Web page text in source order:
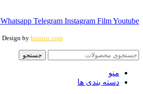
Whatsapp Telegram Instagram FilmYoutube
Design by businic.com
جستجو
منو
دسته بندی ها